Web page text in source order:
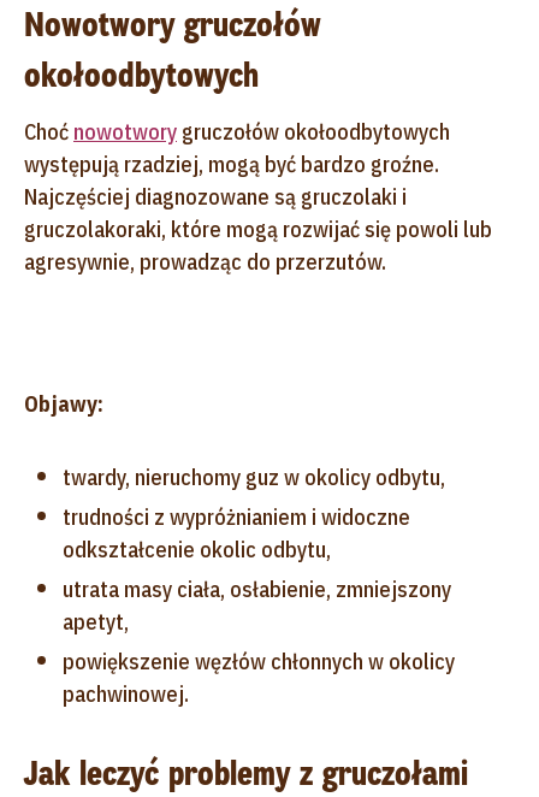
Nowotwory gruczołów
okołoodbytowych
Choć nowotwory gruczołów okołoodbytowych
występują rzadziej, mogą być bardzo groźne.
Najczęściej diagnozowane są gruczolaki i
gruczolakoraki, które mogą rozwijać się powoli lub
agresywnie, prowadząc do przerzutów.
Objawy:
twardy, nieruchomy guz w okolicy odbytu,
trudności z wypróżnianiem i widoczne
odkształcenie okolic odbytu,
utrata masy ciała, osłabienie, zmniejszony
apetyt,
powiększenie węzłów chłonnych w okolicy
pachwinowej.
Jak leczyć problemy z gruczołami